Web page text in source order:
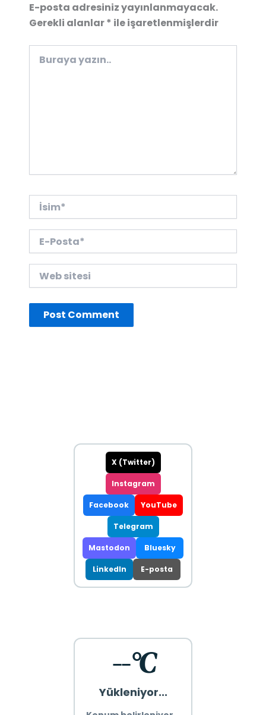
E-posta adresiniz yayınlanmayacak.
Gerekli alanlar* ile işaretlenmişlerdir
yazın..
İsim*
Posta*
sitesi
X (Twitter)
Instagram
Facebook YouTube
Telegram
Mastodon Bluesky
LinkedIn E-posta
--°C
Yükleniyor...